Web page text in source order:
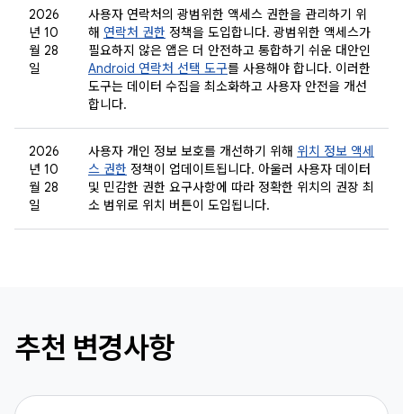
2026
년 10
월 28
일
사용자 연락처의 광범위한 액세스 권한을 관리하기 위
해 연락처 권한 정책을 도입합니다. 광범위한 액세스가
필요하지 않은 앱은 더 안전하고 통합하기 쉬운 대안인
Android 연락처 선택 도구를 사용해야 합니다. 이러한
도구는 데이터 수집을 최소화하고 사용자 안전을 개선
합니다.
2026
년 10
월 28
일
사용자 개인 정보 보호를 개선하기 위해 위치 정보 액세
스 권한 정책이 업데이트됩니다. 아울러 사용자 데이터
및 민감한 권한 요구사항에 따라 정확한 위치의 권장 최
소 범위로 위치 버튼이 도입됩니다.
추천 변경사항